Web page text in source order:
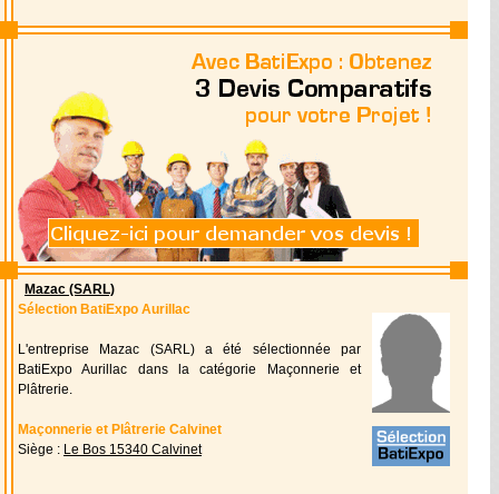
Mazac (SARL)
Sélection BatiExpo Aurillac
L'entreprise Mazac (SARL) a été sélectionnée par
BatiExpo Aurillac dans la catégorie Maçonnerie et
Plâtrerie.
Maçonnerie et Plâtrerie Calvinet
Siège : Le Bos 15340 Calvinet